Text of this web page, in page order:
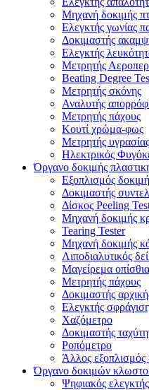
Μηχανή δοκιμής
Ελεγκτής γωνίας
Δοκιμαστής
Ελεγκτής
Μετρητής
Beating Degree
Μετρητής σκόνης
Αναλυτής
Μετρητής πάχους
Κουτί χρώμα-φως
Μετρητής υγρασίας
Ηλεκτρικός
Όργανο δοκιμής
Εξοπλισμός
Δοκιμαστής
Δίσκος Peeling
Μηχανή δοκιμής
Tearing Tester
Μηχανή δοκιμής
Λιποδιαλυτικός
Μαγείρεμα
Μετρητής πάχους
Δοκιμαστής
Ελεγκτής
Χαζόμετρο
Δοκιμαστής
Ροπόμετρο
Άλλος εξοπλισμός
Όργανο δοκιμών
Ψηφιακός